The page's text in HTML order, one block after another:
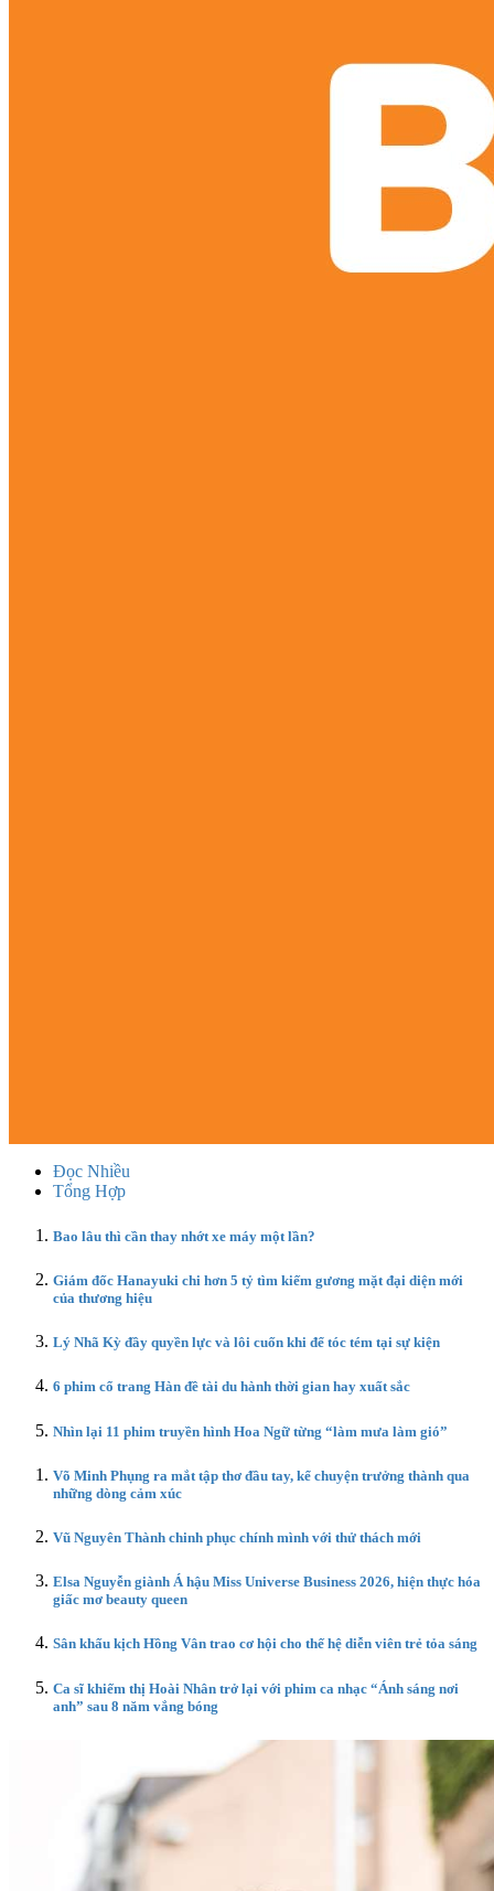
Đọc Nhiều
Tổng Hợp
Bao lâu thì cần thay nhớt xe máy một lần?
Giám đốc Hanayuki chi hơn 5 tỷ tìm kiếm gương mặt đại diện mới
của thương hiệu
Lý Nhã Kỳ đầy quyền lực và lôi cuốn khi để tóc tém tại sự kiện
6 phim cổ trang Hàn đề tài du hành thời gian hay xuất sắc
Nhìn lại 11 phim truyền hình Hoa Ngữ từng “làm mưa làm gió”
Võ Minh Phụng ra mắt tập thơ đầu tay, kể chuyện trưởng thành qua
những dòng cảm xúc
Vũ Nguyên Thành chinh phục chính mình với thử thách mới
Elsa Nguyễn giành Á hậu Miss Universe Business 2026, hiện thực hóa
giấc mơ beauty queen
Sân khấu kịch Hồng Vân trao cơ hội cho thế hệ diễn viên trẻ tỏa sáng
Ca sĩ khiếm thị Hoài Nhân trở lại với phim ca nhạc “Ánh sáng nơi
anh” sau 8 năm vắng bóng